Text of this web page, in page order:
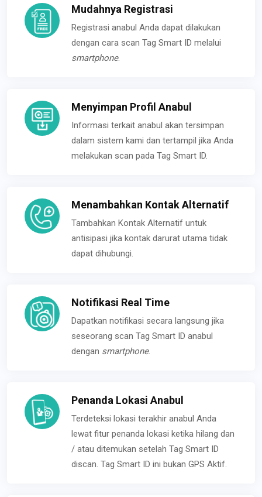
Mudahnya Registrasi
Registrasi anabul Anda dapat dilakukan
dengan cara scan Tag Smart ID melalui
smartphone.
Menyimpan Profil Anabul
Informasi terkait anabul akan tersimpan
dalam sistem kami dan tertampil jika Anda
melakukan scan pada Tag Smart ID.
Menambahkan Kontak Alternatif
Tambahkan Kontak Alternatif untuk
antisipasi jika kontak darurat utama tidak
dapat dihubungi.
Notifikasi Real Time
Dapatkan notifikasi secara langsung jika
seseorang scan Tag Smart ID anabul
dengan smartphone.
Penanda Lokasi Anabul
Terdeteksi lokasi terakhir anabul Anda
lewat fitur penanda lokasi ketika hilang dan
/ atau ditemukan setelah Tag Smart ID
discan. Tag Smart ID ini bukan GPS Aktif.